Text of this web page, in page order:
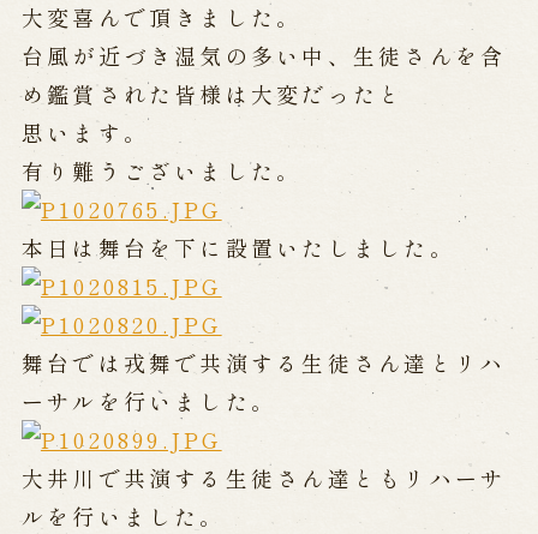
出張公演
出張公演
学校公演
海外旅行客向け特別公演「くにうみ」
歴史
淡路島と国生み神話
淡路人形浄瑠璃の歴史
淡路人形独自の演目
南あわじ市の伝統芸能
ご利用案内
営業日時・料金
大変喜んで頂きました。
台風が近づき湿気の多い中、生徒さんを含
め鑑賞された皆様は大変だったと
思います。
有り難うございました。
本日は舞台を下に設置いたしました。
舞台では戎舞で共演する生徒さん達とリハ
ーサルを行いました。
大井川で共演する生徒さん達ともリハーサ
ルを行いました。